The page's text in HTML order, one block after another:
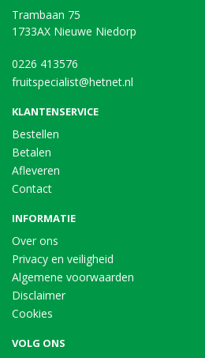
Trambaan 75
1733AX Nieuwe Niedorp
0226 413576
fruitspecialist@hetnet.nl
KLANTENSERVICE
Bestellen
Betalen
Afleveren
Contact
INFORMATIE
Over ons
Privacy en veiligheid
Algemene voorwaarden
Disclaimer
Cookies
VOLG ONS